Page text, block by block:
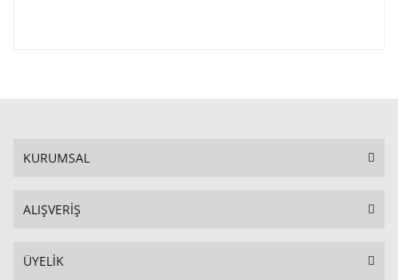
KURUMSAL
ALIŞVERİŞ
ÜYELİK